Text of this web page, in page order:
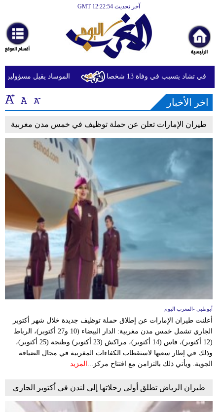
آخر تحديث GMT 12:22:54
أخبارعاجلة
رياضة
ثقافة
إقتصاد
صحة
وتغذية
وسفر
أخبار
البرلمان
إعلام
تعليم
أزياء
إسلامية
الموساد يقيل مسؤولين تشاد يتسبب في وفاة 13 شخصا
اخر الأخبار
طيران الإمارات تعلن عن حملة توظيف في خمس مدن مغربية
أبوظبي -المغرب اليوم
أعلنت طيران الإمارات عن إطلاق حملة توظيف جديدة خلال شهر أكتوبر
الجاري تشمل خمس مدن مغربية: الدار البيضاء (10 و27 أكتوبر)، الرباط
(12 أكتوبر)، فاس (14 أكتوبر)، مراكش (23 أكتوبر) وطنجة (25 أكتوبر)،
وذلك في إطار سعيها لاستقطاب الكفاءات المغربية في مجال الضيافة
الجوية. ويأتي ذلك بالتزامن مع افتتاح مركز... المزيد
طيران الرياض تطلق أولى رحلاتها إلى لندن في أكتوبر الجاري